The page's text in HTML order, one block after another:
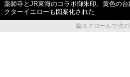
薬師寺とJR東海のコラボ御朱印。黄色の
クターイエローも図案化された
縦スクロールで次